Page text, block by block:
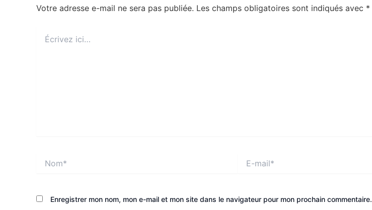
Votre adresse e-mail ne sera pas publiée. Les champs obligatoires sont indiqués avec *
ici…
mail*
Enregistrer mon nom, mon e-mail et mon site dans le navigateur pour mon prochain commentaire.